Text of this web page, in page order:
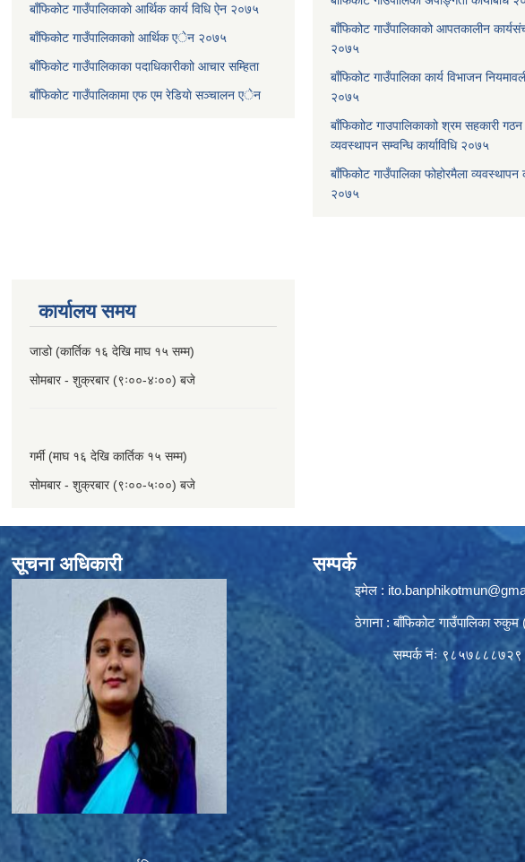
बाँफिकोट गाउँपालिकाकाे आर्थिक कार्य विधि ऐन २०७५
बाँफिकोट गाउँपालिकाकाो आर्थिक एेन २०७५
बाँफिकोट गाउँपालिकाका पदाधिकारीकाो आचार सम्हिता
बाँफिकोट गाउँपालिकामा एफ एम रेडियाे सञ्चालन एेन
बाँफिकोट गाउँपालिकाको आपतकालीन
२०७५
बाँफिकोट गाउँपालिका कार्य विभाजन
२०७५
बाँफिकाोट गाउपालिकाकाो श्रम सहकारी
व्यवस्थापन सम्वन्धि कार्याविधि २०७५
बाँफिकोट गाउँपालिका फोहोरमैला व्यवस्थापन
२०७५
कार्यालय समय
जाडो (कार्तिक १६ देखि माघ १५ सम्म)
सोमबार - शुक्रबार (९ः००-४ः००) बजे
गर्मी (माघ १६ देखि कार्तिक १५ सम्म)
सोमबार - शुक्रबार (९ः००-५ः००) बजे
सूचना अधिकारी सम्पर्क
इमेल :
ठेगाना : बाँफिकोट गाउँपालिका रुकुम
सम्पर्क नंः ९८५७८८८७२९